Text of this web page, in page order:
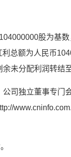
股为基
总额为人民币
未分配利润转结
司独立董事专门